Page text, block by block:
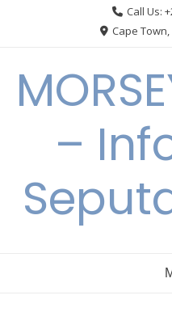
Call Us:
Cape
–